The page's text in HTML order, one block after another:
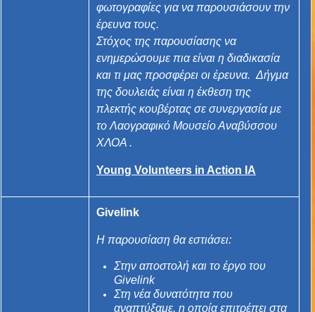
φωτογραφίες για να παρουσιάσουν την
έρευνα τους.
Στόχος της παρουσίασης να
ενημερώσουμε πια είναι η διαδικασία
και τι μας προσφέρει οι έρευνα. Δήγμα
της δουλειάς είναι η έκθεση της
πλεκτής κουβέρτας σε συνεργασία με
το Λαογραφικό Μουσείο Αναβύσσου
ΧΛΟΑ .
Young Volunteers in Action IA
Givelink
Η παρουσίαση θα εστιάσει:
Στην αποστολή και το έργο του
Givelink
Στη νέα δυνατότητα που
αναπτύξαμε, η οποία επιτρέπει στα